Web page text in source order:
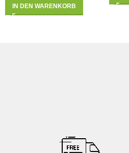
IN DEN WARENKORB